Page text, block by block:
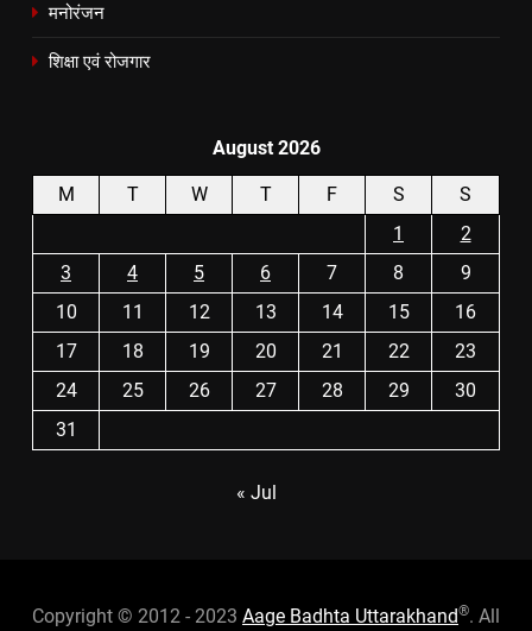
मनोरंजन
शिक्षा एवं रोजगार
August 2026
M T W T F S
S
1
2
3
4 5 6 7 8
9
10
11 12 13 14 15
16
17
18 19 20 21 22
23
24
25 26 27 28 29
30
31
« Jul
Copyright © 2012 - 2023 Aage Badhta Uttarakhand®. All